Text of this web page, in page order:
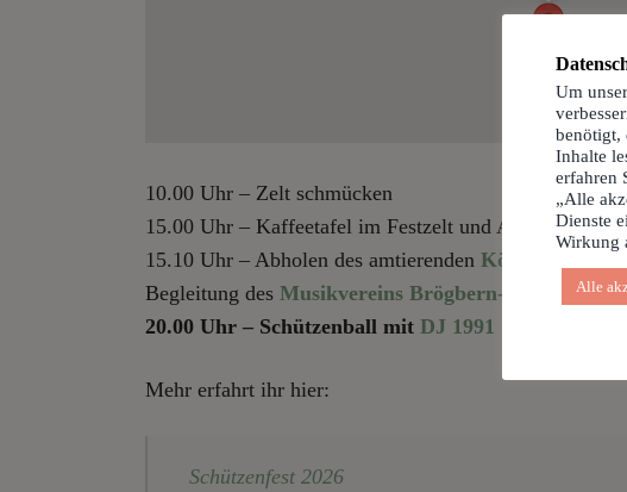
10.00 Uhr – Zelt schmücken
15.00 Uhr – Kaffeetafel im Festzelt und Antreten aller
15.10 Uhr – Abholen des amtierenden Königspaares
Begleitung des Musikvereins Brögbern-Bawinkel
20.00 Uhr – Schützenball mit DJ 1991
Mehr erfahrt ihr hier:
Schützenfest 2026
Um
benötigt,
Inhalte
erfahren
„Alle
Dienste
Wirkung
Alle